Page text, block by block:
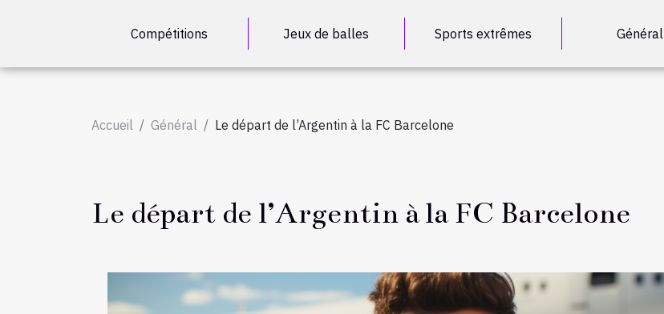
Compétitions Jeux de balles Sports extrêmes Général
Accueil Général Le départ de l’Argentin à la FC Barcelone
Le départ de l’Argentin à la FC Barcelone